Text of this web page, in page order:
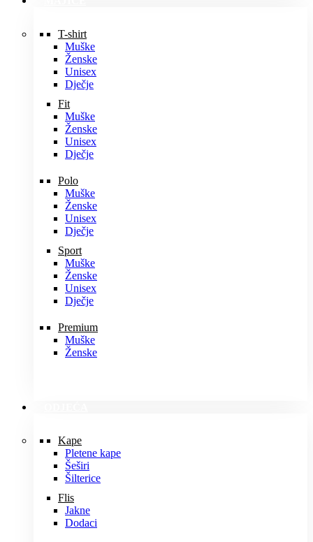
T-shirt
Muške
Ženske
Unisex
Dječje
Fit
Muške
Ženske
Unisex
Dječje
Polo
Muške
Ženske
Unisex
Dječje
Sport
Muške
Ženske
Unisex
Dječje
Premium
Muške
Ženske
Kape
Pletene kape
Šeširi
Šilterice
Flis
Jakne
Dodaci